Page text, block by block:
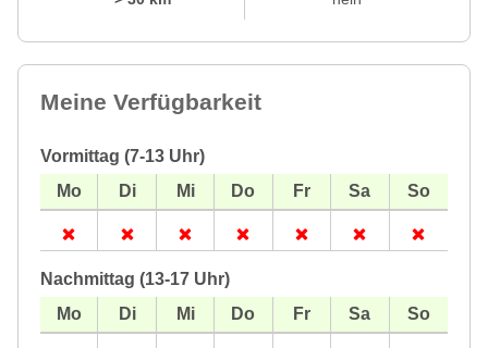
Meine Verfügbarkeit
Vormittag (7-13 Uhr)
Nachmittag (13-17 Uhr)